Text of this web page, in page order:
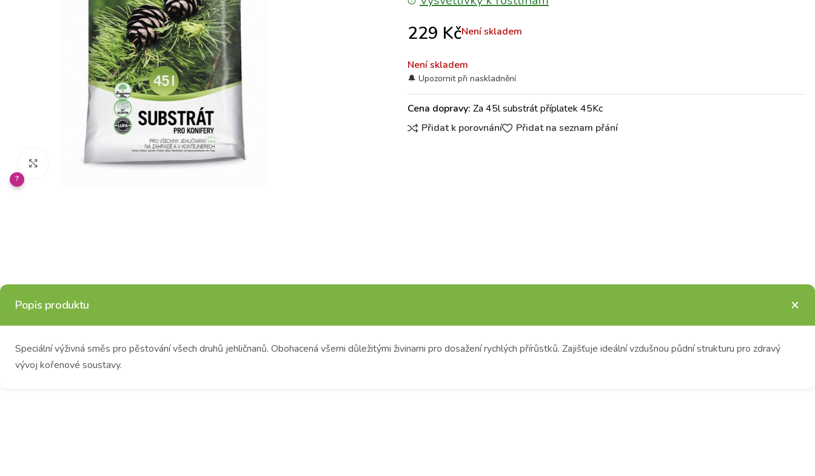
Klikněte pro zvětšení
?
229 KčNení skladem
Není skladem
Cena dopravy: Za 45l substrát příplatek 45Kc
Přidat k porovnání
Přidat na seznam přání
Popis produktu
Speciální výživná směs pro pěstování všech druhů jehličnanů. Obohacená všemi důležitými živinami pro dosažení rychlých přírůstků. Zajišťuje ideální vzdušnou půdní strukturu pro zdravý
vývoj kořenové soustavy.